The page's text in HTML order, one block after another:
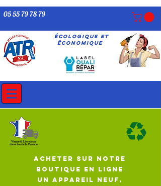
05 55 79 78 79
écologique ET
économique
ACHETER SUR NOTRE
BOUTIQUE EN LIGNE
UN APPAREIL NEUF,